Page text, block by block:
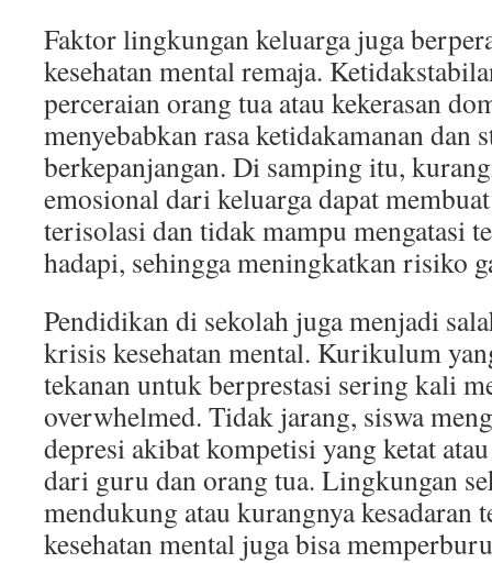
Faktor lingkungan keluarga juga
kesehatan mental remaja.
perceraian orang tua atau kekerasan
menyebabkan rasa ketidakamanan dan
berkepanjangan. Di samping itu,
emosional dari keluarga dapat
terisolasi dan tidak mampu mengatasi
hadapi, sehingga meningkatkan risiko
Pendidikan di sekolah juga menjadi
krisis kesehatan mental. Kurikulum
tekanan untuk berprestasi sering kali
overwhelmed. Tidak jarang, siswa
depresi akibat kompetisi yang ketat
dari guru dan orang tua. Lingkungan
mendukung atau kurangnya kesadaran
kesehatan mental juga bisa